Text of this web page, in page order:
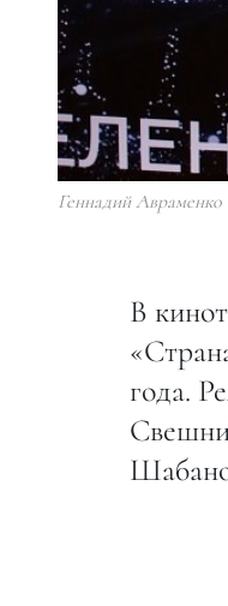
Геннадий Авраменко
В
года.